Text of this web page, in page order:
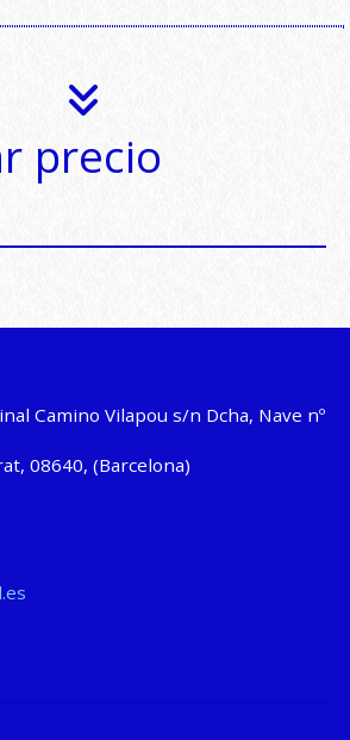
precio
Camino Vilapou s/n Dcha, Nave nº
, 08640, (Barcelona)